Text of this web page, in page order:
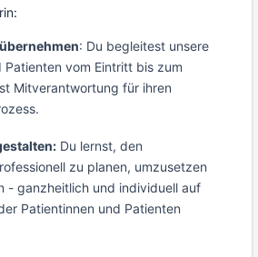
: Du begleitest unsere
Patienten vom Eintritt bis zum
Mitverantwortung für ihren
Du lernst, den
zu planen, umzusetzen
- ganzheitlich und individuell auf
Patientinnen und Patienten